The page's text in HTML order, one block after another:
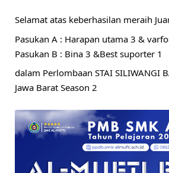
Selamat atas keberhasilan meraih
Pasukan A : Harapan utama 3 &
Pasukan B : Bina 3 &Best suporter 1
dalam Perlombaan STAI SILIWANGI
Jawa Barat Season 2